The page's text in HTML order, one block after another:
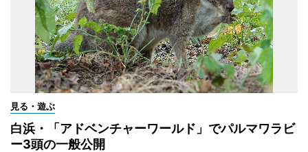
見る・遊ぶ
白浜・「アドベンチャーワールド」でパルマワラビ
ー3頭の一般公開